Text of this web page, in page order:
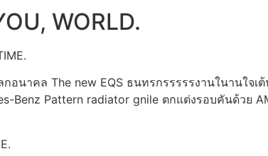
WORLD.
อนาคล The new EQS ธนทรกรรรรรงานในานใ
Benz Pattern radiator gnile ตกแต่งรอบคันด้ว